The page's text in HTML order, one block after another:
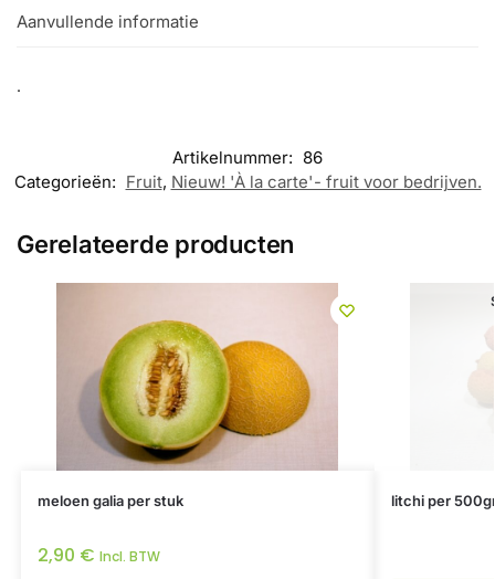
Aanvullende informatie
.
Artikelnummer: 86
Categorieën: Fruit, Nieuw! 'À la carte'- fruit voor bedrijven.
Gerelateerde producten
meloen galia per stuk
2,90 € Incl. BTW
litchi per